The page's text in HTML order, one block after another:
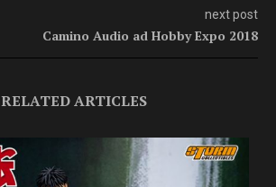
next post
Camino Audio ad Hobby Expo 2018
RELATED ARTICLES